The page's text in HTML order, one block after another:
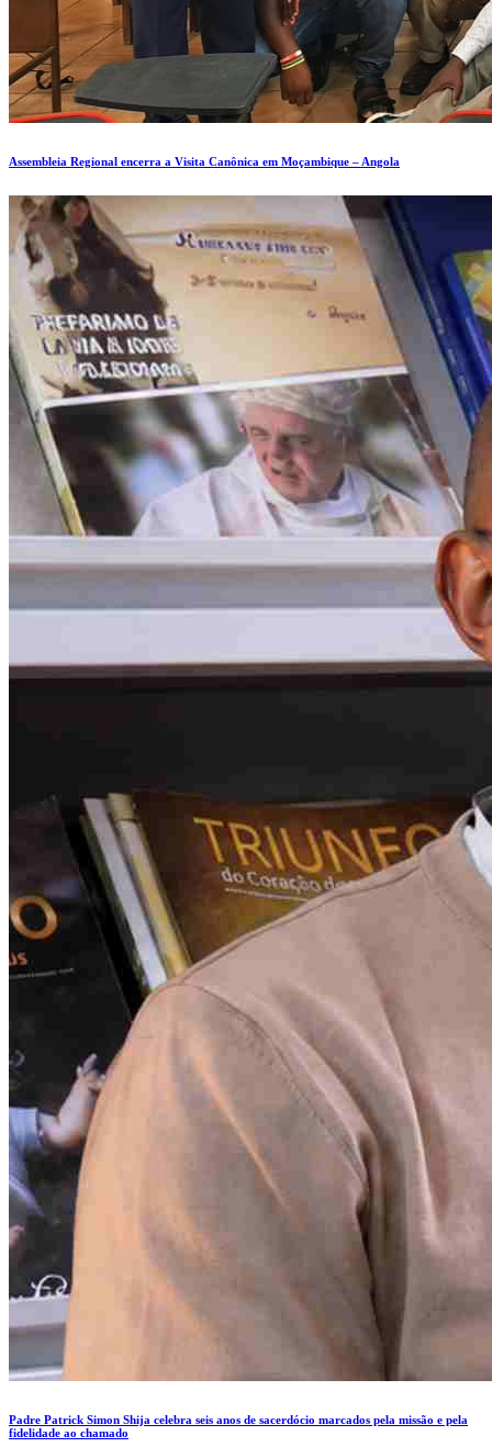
Assembleia Regional encerra a Visita Canônica em Moçambique – Angola
Padre Patrick Simon Shija celebra seis anos de sacerdócio marcados pela missão e pela
fidelidade ao chamado